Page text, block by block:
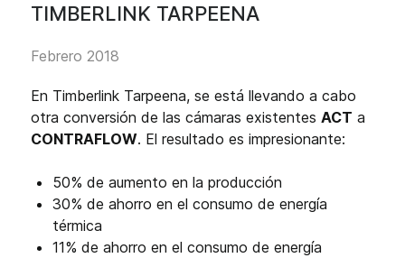
TIMBERLINK TARPEENA
Febrero 2018
En Timberlink Tarpeena, se está llevando a cabo
otra conversión de las cámaras existentes ACT a
CONTRAFLOW. El resultado es impresionante:
50% de aumento en la producción
30% de ahorro en el consumo de energía
térmica
11% de ahorro en el consumo de energía